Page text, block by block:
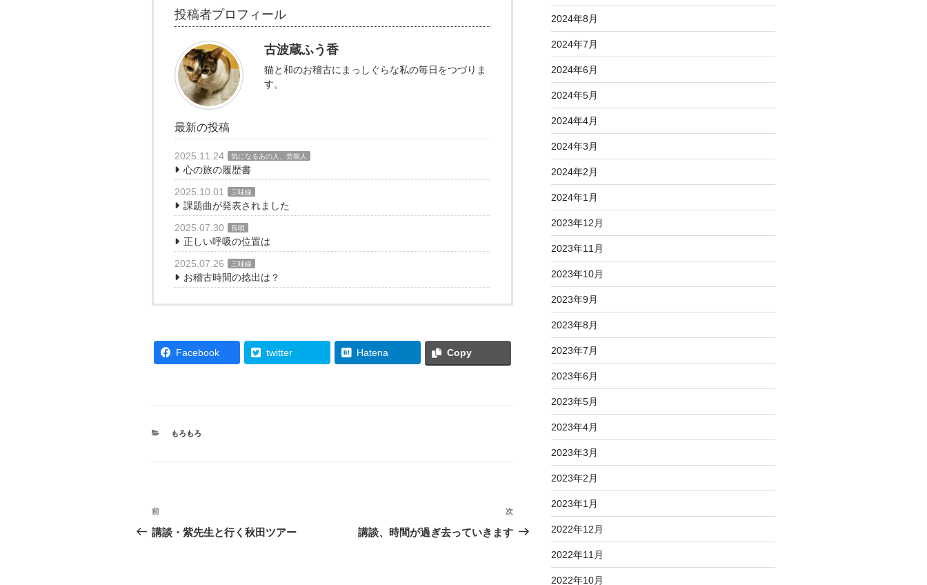
投稿者プロフィール
古波蔵ふう香
猫と和のお稽古にまっしぐらな私の毎日をつづりま
す。
最新の投稿
2025.11.24 気になるあの人、芸能人
心の旅の履歴書
2025.10.01
三味線
課題曲が発表されました
2025.07.30
長唄
正しい呼吸の位置は
2025.07.26
三味線
お稽古時間の捻出は？
Facebook twitter Hatena Copy
カ
もろもろ
投
稿
過
去
前
講談・紫先生と行く秋田ツアー
次
の
次
講談、時間が過ぎ去っていきます
2024年8月
2024年7月
2024年6月
2024年5月
2024年4月
2024年3月
2024年2月
2024年1月
2023年12月
2023年11月
2023年10月
2023年9月
2023年8月
2023年7月
2023年6月
2023年5月
2023年4月
2023年3月
2023年2月
2023年1月
2022年12月
2022年11月
2022年10月